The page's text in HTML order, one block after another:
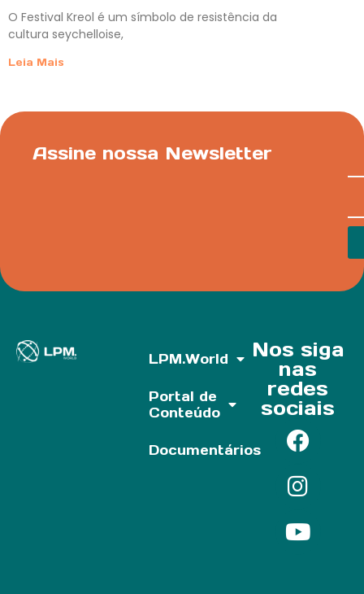
O Festival Kreol é um símbolo de resistência da
cultura seychelloise,
Leia Mais
Assine nossa Newsletter
LPM.World
Portal de
Conteúdo
Documentários
Nos siga
nas
redes
sociais